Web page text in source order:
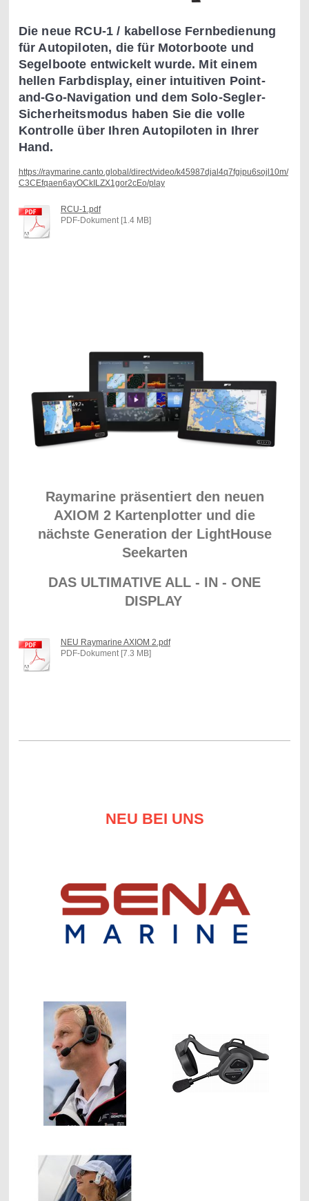
Die neue RCU-1 / kabellose Fernbedienung
für Autopiloten, die für Motorboote und
Segelboote entwickelt wurde. Mit einem
hellen Farbdisplay, einer intuitiven Point-
and-Go-Navigation und dem Solo-Segler-
Sicherheitsmodus haben Sie die volle
Kontrolle über Ihren Autopiloten in Ihrer
Hand.
https://raymarine.canto.global/direct/video/k45987djal4q7fgipu6sojl10m/
C3CEfqaen6ayOCkILZX1gor2cEo/play
RCU-1.pdf
PDF-Dokument [1.4 MB]
Raymarine präsentiert den neuen
AXIOM 2 Kartenplotter und die
nächste Generation der LightHouse
Seekarten
DAS ULTIMATIVE ALL - IN - ONE
DISPLAY
NEU Raymarine AXIOM 2.pdf
PDF-Dokument [7.3 MB]
NEU BEI UNS